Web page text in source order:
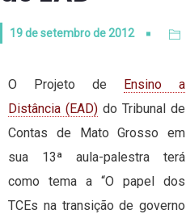
19 de setembro de 2012
O Projeto de
Ensino a
Distância (EAD) do Tribunal de
Contas de Mato Grosso em
sua 13ª aula-palestra terá
como tema a “O papel dos
TCEs na transição de governo